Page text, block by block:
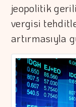
jeopolitik
vergisi
artırmasıyla